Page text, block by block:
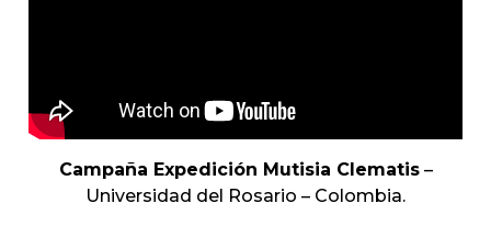
Campaña Expedición Mutisia Clematis–
Universidad del Rosario – Colombia.